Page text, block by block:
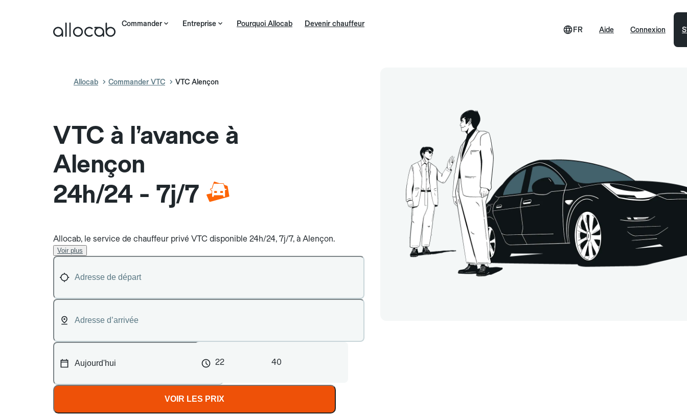
Commander Entreprise Pourquoi Allocab Devenir chauffeur
Aide
FR Connexion
Allocab Commander VTC VTC Alençon
VTC à l’avance à
Alençon
24h/24 - 7j/7
Allocab, le service de chauffeur privé VTC disponible 24h/24, 7j/7, à Alençon.
Voir plus
22 40
VOIR LES PRIX